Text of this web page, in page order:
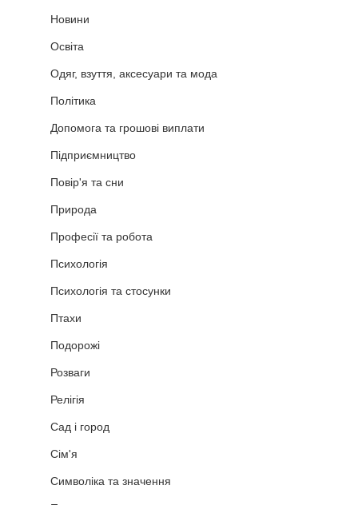
Новини
Освіта
Одяг, взуття, аксесуари та мода
Політика
Допомога та грошові виплати
Підприємництво
Повір'я та сни
Природа
Професії та робота
Психологія
Психологія та стосунки
Птахи
Подорожі
Розваги
Релігія
Сад і город
Сім'я
Символіка та значення